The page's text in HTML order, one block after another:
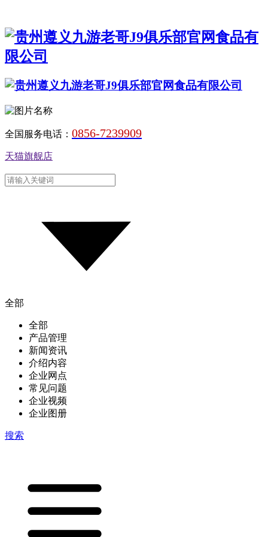
全国服务电话： 0856-7239909
天猫旗舰店
全部
全部
产品管理
新闻资讯
介绍内容
企业网点
常见问题
企业视频
企业图册
搜索